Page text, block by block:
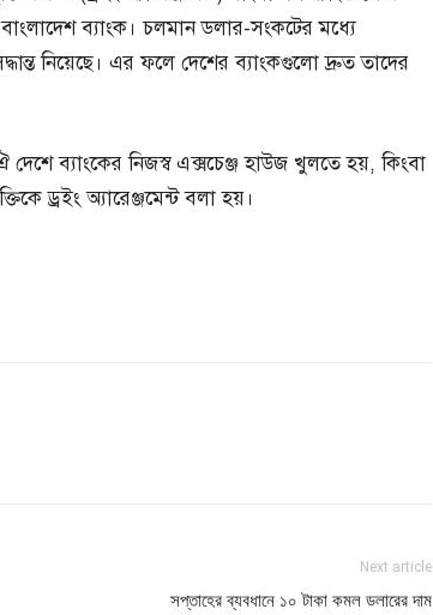
ব্যাংক। চলমান ডলার-সংকটের মধ্যে
নিয়েছে। এর ফলে দেশের ব্যাংকগুলো দ্রুত তাদের
ব্যাংকের নিজস্ব এক্সচেঞ্জ হাউজ খুলতে হয়, কিংবা
ড্রইং অ্যারেঞ্জমেন্ট বলা হয়।
Next article
সপ্তাহের ব্যবধানে ১০ টাকা কমল ডলারের দাম